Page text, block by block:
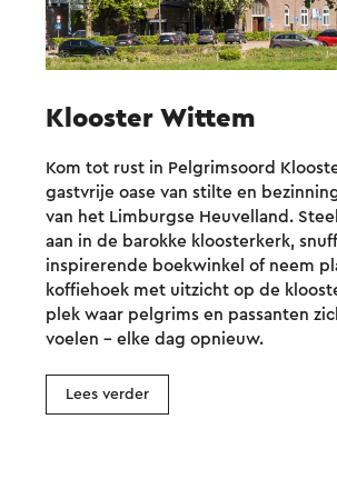
Klooster Wittem
Kom tot rust in Pelgrimsoord
gastvrije oase van stilte en
van het Limburgse Heuvelland.
aan in de barokke kloosterkerk,
inspirerende boekwinkel of neem
koffiehoek met uitzicht op de
plek waar pelgrims en passanten
voelen – elke dag opnieuw.
Lees verder